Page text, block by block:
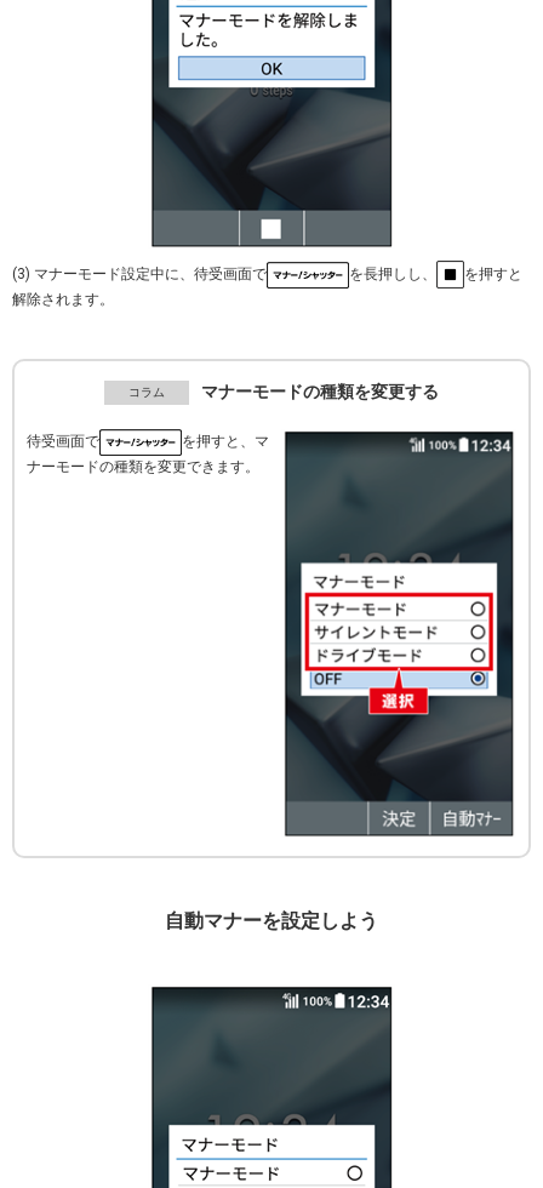
(3) マナーモード設定中に、待受画面で を長押しし、
を押すと
解除されます。
マナーモードの種類を変更する
待受画面で
を押すと、マ
ナーモードの種類を変更できます。
自動マナーを設定しよう